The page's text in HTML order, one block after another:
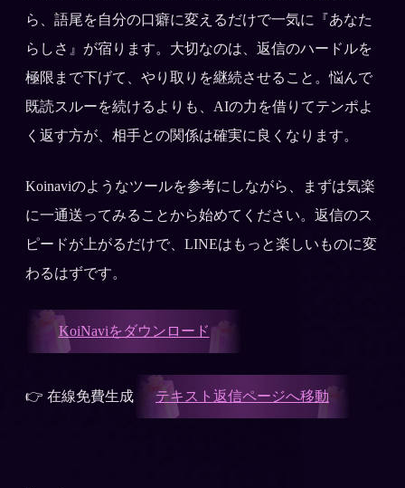
ら、語尾を自分の口癖に変えるだけで一気に『あなた
らしさ』が宿ります。大切なのは、返信のハードルを
極限まで下げて、やり取りを継続させること。悩んで
既読スルーを続けるよりも、AIの力を借りてテンポよ
く返す方が、相手との関係は確実に良くなります。
Koinaviのようなツールを参考にしながら、まずは気楽
に一通送ってみることから始めてください。返信のス
ピードが上がるだけで、LINEはもっと楽しいものに変
わるはずです。
KoiNaviをダウンロード
👉 在線免費生成 テキスト返信ページへ移動